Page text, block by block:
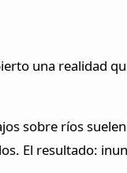
una realidad
sobre ríos
El resultado: